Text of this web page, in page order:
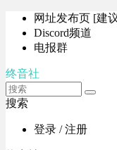
网址发布页 [建
Discord频道
电报群
终音社
搜索
登录 / 注册